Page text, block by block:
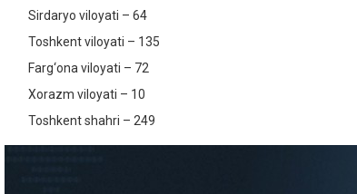
Sirdaryo viloyati – 64
Toshkent viloyati – 135
Farg‘ona viloyati – 72
Xorazm viloyati – 10
Toshkent shahri – 249